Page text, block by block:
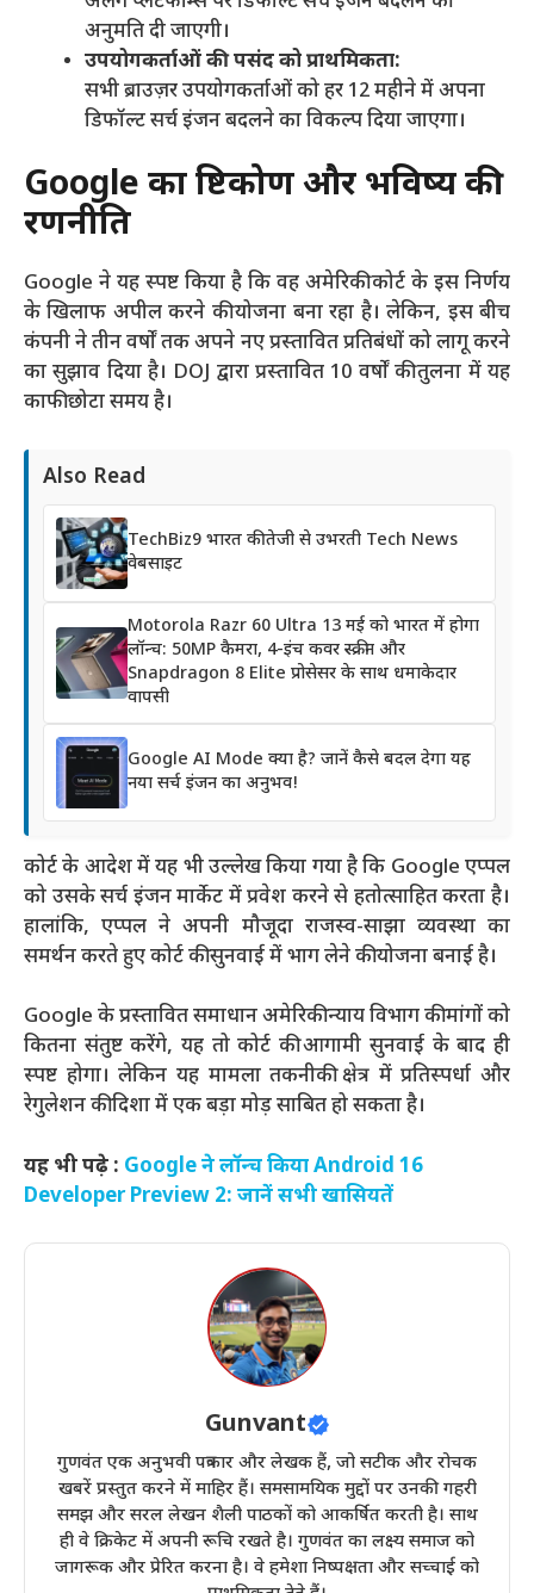
अनुमति दी जाएगी।
उपयोगकर्ताओं की पसंद को प्राथमिकता:
सभी ब्राउज़र उपयोगकर्ताओं को हर 12 महीने में अपना
डिफॉल्ट सर्च इंजन बदलने का विकल्प दिया जाएगा।
Google का दृष्टिकोण और भविष्य की
रणनीति
Google ने यह स्पष्ट किया है कि वह अमेरिकी कोर्ट के इस निर्णय
के खिलाफ अपील करने की योजना बना रहा है। लेकिन, इस बीच
कंपनी ने तीन वर्षों तक अपने नए प्रस्तावित प्रतिबंधों को लागू करने
का सुझाव दिया है। DOJ द्वारा प्रस्तावित 10 वर्षों की तुलना में यह
काफी छोटा समय है।
Also Read
TechBiz9 भारत की तेजी से उभरती Tech News
वेबसाइट
Motorola Razr 60 Ultra 13 मई को भारत में होगा
लॉन्च: 50MP कैमरा, 4-इंच कवर स्क्रीन और
Snapdragon 8 Elite प्रोसेसर के साथ धमाकेदार
वापसी
Google AI Mode क्या है? जानें कैसे बदल देगा यह
नया सर्च इंजन का अनुभव!
कोर्ट के आदेश में यह भी उल्लेख किया गया है कि Google एप्पल
को उसके सर्च इंजन मार्केट में प्रवेश करने से हतोत्साहित करता है।
हालांकि, एप्पल ने अपनी मौजूदा राजस्व-साझा व्यवस्था का
समर्थन करते हुए कोर्ट की सुनवाई में भाग लेने की योजना बनाई है।
Google के प्रस्तावित समाधान अमेरिकी न्याय विभाग की मांगों को
कितना संतुष्ट करेंगे, यह तो कोर्ट की आगामी सुनवाई के बाद ही
स्पष्ट होगा। लेकिन यह मामला तकनीकी क्षेत्र में प्रतिस्पर्धा और
रेगुलेशन की दिशा में एक बड़ा मोड़ साबित हो सकता है।
यह भी पढ़े : Google ने लॉन्च किया Android 16
Developer Preview 2: जानें सभी खासियतें
Gunvant
गुणवंत एक अनुभवी पत्रकार और लेखक हैं, जो सटीक और रोचक
खबरें प्रस्तुत करने में माहिर हैं। समसामयिक मुद्दों पर उनकी गहरी
समझ और सरल लेखन शैली पाठकों को आकर्षित करती है। साथ
ही वे क्रिकेट में अपनी रूचि रखते है। गुणवंत का लक्ष्य समाज को
जागरूक और प्रेरित करना है। वे हमेशा निष्पक्षता और सच्चाई को